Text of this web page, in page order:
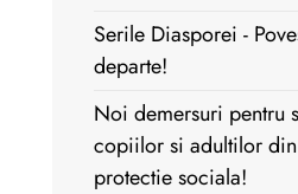
Serile Diasporei -
departe!
Noi demersuri pentru
copiilor si adultilor
protectie sociala!